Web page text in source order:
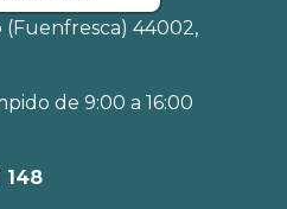
(Fuenfresca) 44002,
de 9:00 a 16:00
148